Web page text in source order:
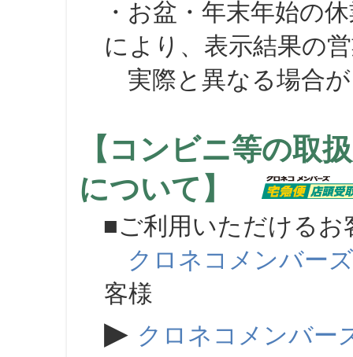
・お盆・年末年始の
により、表示結果の
実際と異なる場合が
【コンビニ等の取
について】
■ご利用いただけるお
クロネコメンバーズ
客様
▶ クロネコメンバー